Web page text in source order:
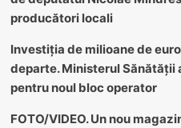
producători locali
Investiția de milioane de
departe. Ministerul Sănătății
pentru noul bloc operator
FOTO/VIDEO. Un nou